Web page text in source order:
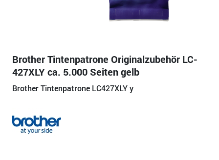
Brother Tintenpatrone Originalzubehör LC-
427XLY ca. 5.000 Seiten gelb
Brother Tintenpatrone LC427XLY y